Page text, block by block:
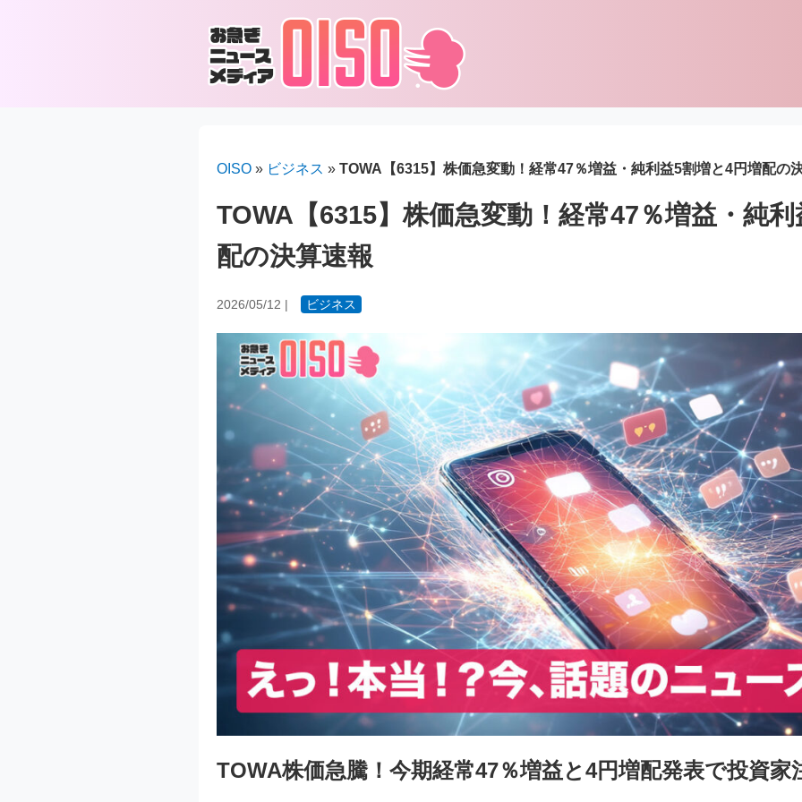
OISO » ビジネス » TOWA【6315】株価急変動！経常47％増益・純利益5割増と4円増配の
TOWA【6315】株価急変動！経常47％増益・純
配の決算速報
2026/05/12 | ビジネス
TOWA株価急騰！今期経常47％増益と4円増配発表で投資家